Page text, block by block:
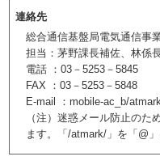
連絡先
総合通信基盤局電気通信事
担当：茅野課長補佐、林係
電話 ：03－5253－5845
FAX ：03－5253－5848
E-mail ：mobile-ac_b/
（注）迷惑メール防止のた
ます。「/atmark/」を「@